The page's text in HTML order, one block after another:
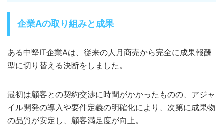
企業Aの取り組みと成果
ある中堅IT企業Aは、従来の人月商売から完全に成果報酬
型に切り替える決断をしました。
最初は顧客との契約交渉に時間がかかったものの、アジャ
イル開発の導入や要件定義の明確化により、次第に成果物
の品質が安定し、顧客満足度が向上。